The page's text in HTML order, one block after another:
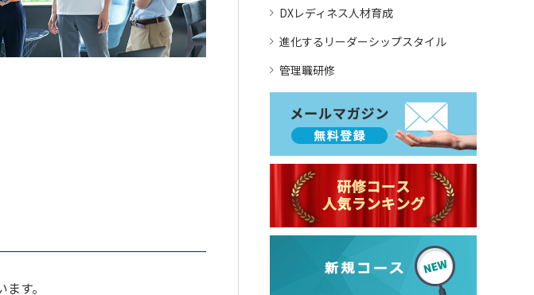
す。
DXレディネス人材育成
進化するリーダーシップスタイル
管理職研修